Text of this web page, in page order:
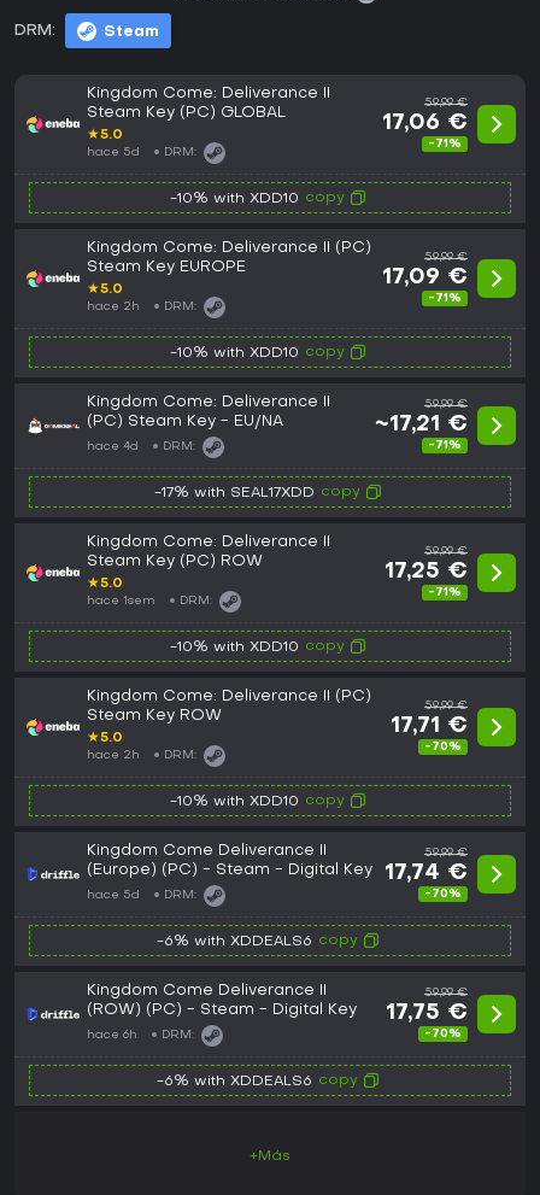
DRM: Steam
Kingdom Come: Deliverance II
Steam Key (PC) GLOBAL
★5.0
hace 5d DRM:
59,99 €
17,06 €
-71%
-10% with XDD10 copy
Kingdom Come: Deliverance II (PC)
Steam Key EUROPE
★5.0
hace 2h DRM:
59,99 €
17,09 €
-71%
-10% with XDD10 copy
Kingdom Come: Deliverance II
(PC) Steam Key - EU/NA
hace 4d DRM:
59,99 €
~17,21 €
-71%
-17% with SEAL17XDD copy
Kingdom Come: Deliverance II
Steam Key (PC) ROW
★5.0
hace 1sem DRM:
59,99 €
17,25 €
-71%
-10% with XDD10 copy
Kingdom Come: Deliverance II (PC)
Steam Key ROW
★5.0
hace 2h DRM:
59,99 €
17,71 €
-70%
-10% with XDD10 copy
Kingdom Come Deliverance II
(Europe) (PC) - Steam - Digital Key
hace 5d DRM:
59,99 €
17,74 €
-70%
-6% with XDDEALS6 copy
Kingdom Come Deliverance II
(ROW) (PC) - Steam - Digital Key
hace 6h DRM:
59,99 €
17,75 €
-70%
-6% with XDDEALS6 copy
+Más